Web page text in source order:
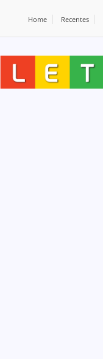
Home Recentes